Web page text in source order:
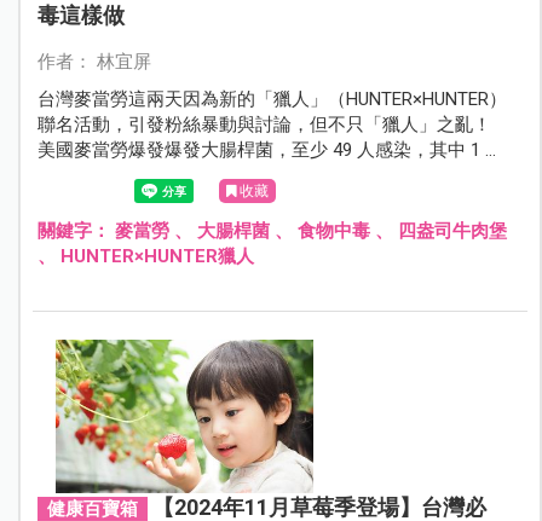
毒這樣做
作者： 林宜屏
台灣麥當勞這兩天因為新的「獵人」（HUNTER×HUNTER）
聯名活動，引發粉絲暴動與討論，但不只「獵人」之亂！
美國麥當勞爆發爆發大腸桿菌，至少 49 人感染，其中 1 人
死亡， 1 名兒童引發可導致腎衰竭的溶血性尿毒症。台灣
麥當勞發表聲明澄清食材來源無虞，食藥署則傳授 6 招遠
離大腸桿菌中毒。
收藏
關鍵字： 麥當勞、 大腸桿菌、 食物中毒、
四盎司牛肉堡
、 HUNTER×HUNTER獵人
健康百寶箱
【2024年11月草莓季登場】台灣必